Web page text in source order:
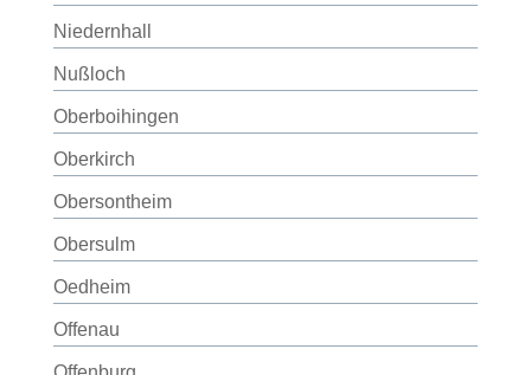
Niedernhall
Nußloch
Oberboihingen
Oberkirch
Obersontheim
Obersulm
Oedheim
Offenau